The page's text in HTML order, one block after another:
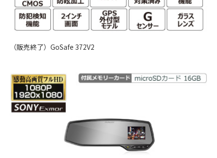
（販売終了）GoSafe 372V2